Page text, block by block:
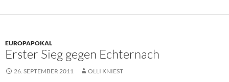
EUROPAPOKAL
Erster Sieg gegen Echternach
26. SEPTEMBER 2011 OLLI KNIEST